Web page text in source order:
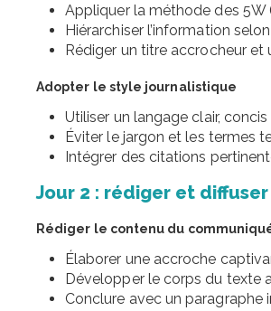
Appliquer la méthode des 5W
Hiérarchiser l’information
Rédiger un titre accrocheur et
Adopter le style journalistique
Utiliser un langage clair,
Éviter le jargon et les termes
Intégrer des citations
Jour 2 : rédiger et
Rédiger le contenu du
Élaborer une accroche
Développer le corps du texte
Conclure avec un